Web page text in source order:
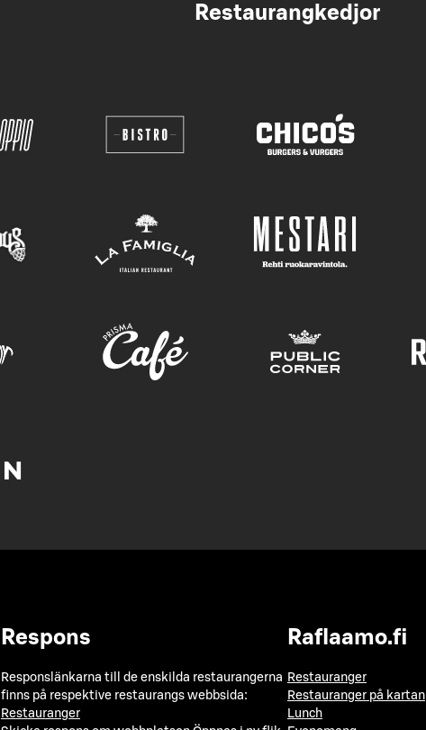
Restaurangkedjor
Respons
Responslänkarna till de enskilda restaurangerna
finns på respektive restaurangs webbsida:
Restauranger
Raflaamo.fi
Restauranger
Restauranger på kartan
Lunch